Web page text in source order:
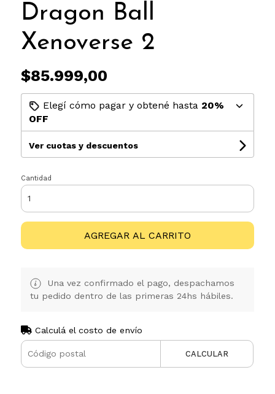
Dragon Ball
Xenoverse 2
$85.999,00
Elegí cómo pagar y obtené hasta 20%
OFF
Ver cuotas y descuentos
Cantidad
AGREGAR AL CARRITO
Una vez confirmado el pago, despachamos
tu pedido dentro de las primeras 24hs hábiles.
Calculá el costo de envío
CALCULAR